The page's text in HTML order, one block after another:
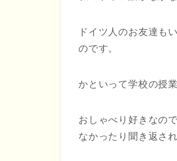
ドイツ人のお友達も
のです。
かといって学校の授
おしゃべり好きなの
なかったり聞き返さ